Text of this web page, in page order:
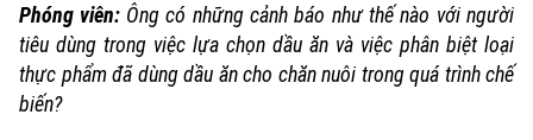
Theo dõi Hà Nội On
Phóng viên: Ông có những cảnh báo như thế nào với người
tiêu dùng trong việc lựa chọn dầu ăn và việc phân biệt loại
thực phẩm đã dùng dầu ăn cho chăn nuôi trong quá trình chế
biến?